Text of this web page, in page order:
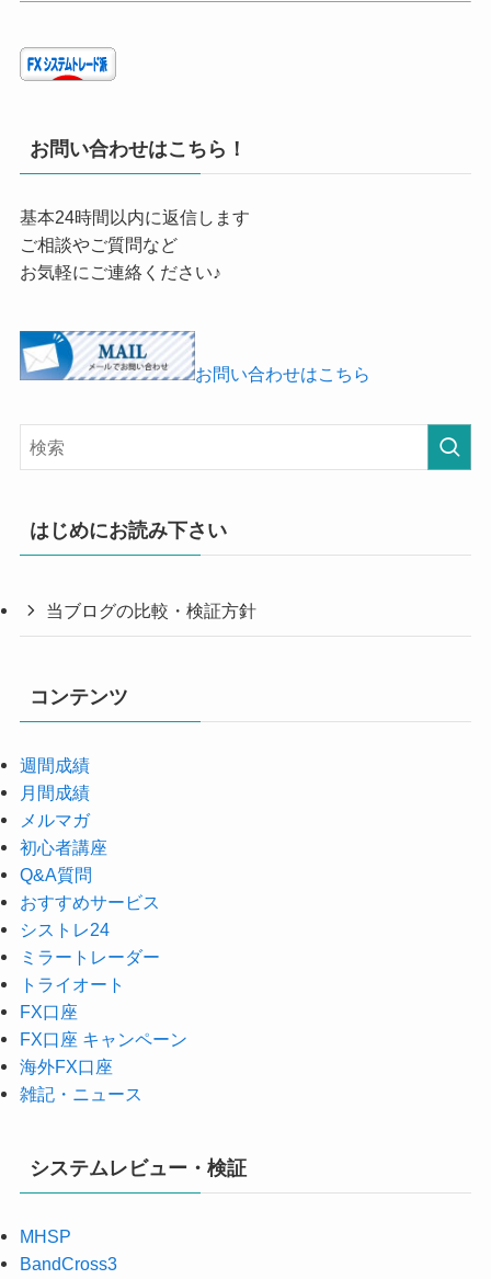
お問い合わせはこちら！
基本24時間以内に返信します
ご相談やご質問など
お気軽にご連絡ください♪
お問い合わせはこちら
はじめにお読み下さい
当ブログの比較・検証方針
コンテンツ
週間成績
月間成績
メルマガ
初心者講座
Q&A質問
おすすめサービス
シストレ24
ミラートレーダー
トライオート
FX口座
FX口座 キャンペーン
海外FX口座
雑記・ニュース
システムレビュー・検証
MHSP
BandCross3